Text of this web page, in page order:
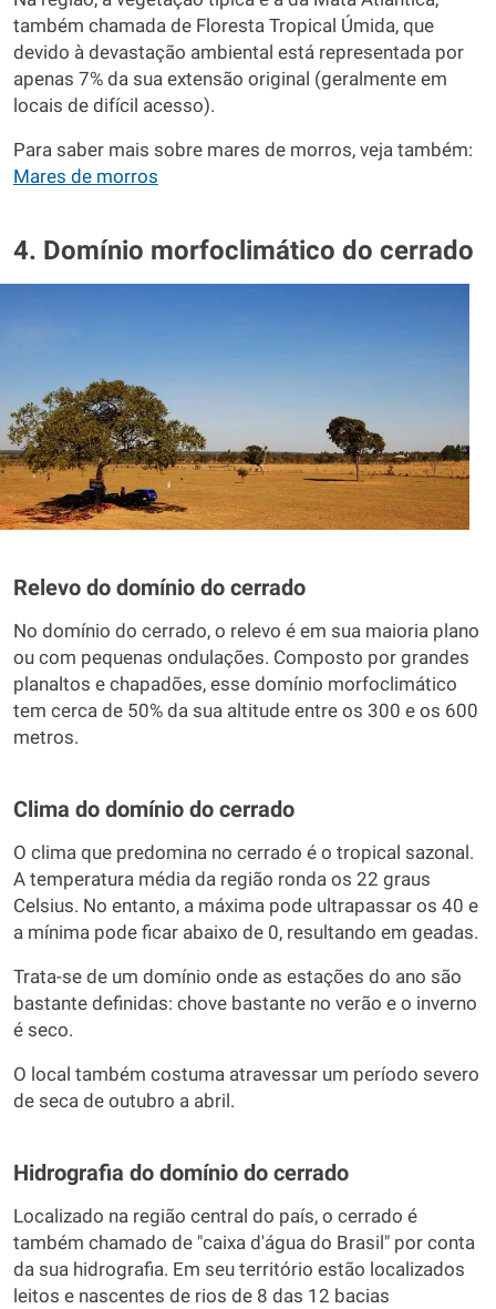
também chamada de Floresta Tropical Úmida, que
devido à devastação ambiental está representada por
apenas 7% da sua extensão original (geralmente em
locais de difícil acesso).
Para saber mais sobre mares de morros, veja também:
Mares de morros
4. Domínio morfoclimático do cerrado
Relevo do domínio do cerrado
No domínio do cerrado, o relevo é em sua maioria plano
ou com pequenas ondulações. Composto por grandes
planaltos e chapadões, esse domínio morfoclimático
tem cerca de 50% da sua altitude entre os 300 e os 600
metros.
Clima do domínio do cerrado
O clima que predomina no cerrado é o tropical sazonal.
A temperatura média da região ronda os 22 graus
Celsius. No entanto, a máxima pode ultrapassar os 40 e
a mínima pode ficar abaixo de 0, resultando em geadas.
Trata-se de um domínio onde as estações do ano são
bastante definidas: chove bastante no verão e o inverno
é seco.
O local também costuma atravessar um período severo
de seca de outubro a abril.
Hidrografia do domínio do cerrado
Localizado na região central do país, o cerrado é
também chamado de "caixa d'água do Brasil" por conta
da sua hidrografia. Em seu território estão localizados
leitos e nascentes de rios de 8 das 12 bacias